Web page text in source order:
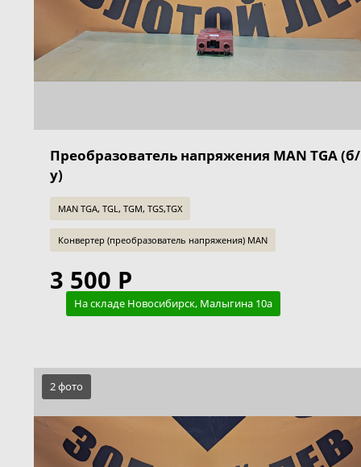
Преобразователь напряжения MAN TGA (б/
у)
MAN TGA, TGL, TGM, TGS,TGX
Конвертер (преобразователь напряжения) MAN
3 500 Р
На складе Новосибирск, Малыгина 10а
2 фото